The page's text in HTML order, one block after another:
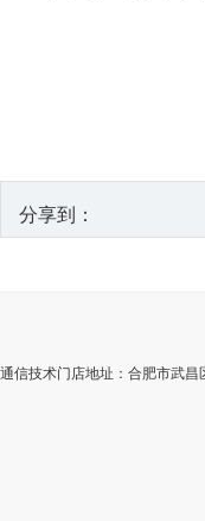
分享到：
通信技术门店地址：合肥市武昌